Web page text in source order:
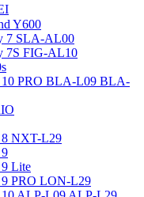
Y600
7 SLA-AL00
7S FIG-AL10
10 PRO BLA-L09 BLA-
8 NXT-L29
Lite
PRO LON-L29